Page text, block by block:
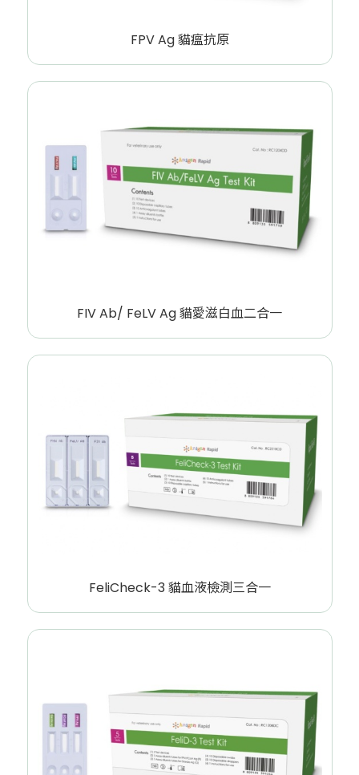
FPV Ag 貓瘟抗原
FIV Ab/ FeLV Ag 貓愛滋白血二合一
FeliCheck-3 貓血液檢測三合一